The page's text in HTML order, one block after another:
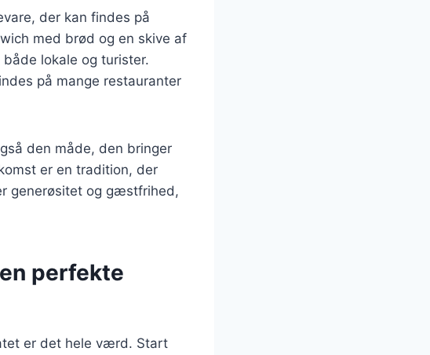
der kan findes på
med brød og en skive af
lokale og turister.
på mange restauranter
den måde, den bringer
er en tradition, der
generøsitet og gæstfrihed,
perfekte
er det hele værd. Start